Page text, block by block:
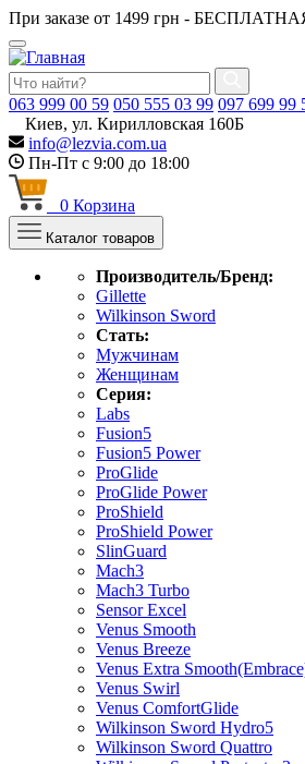
При заказе от 1499 грн -
063 999 00 59 050 555 03 99 097 699 99
Киев, ул. Кирилловская 160Б
info@lezvia.com.ua
Пн-Пт с 9:00 до 18:00
0 Корзина
Каталог товаров
Производитель/Бренд:
Gillette
Wilkinson Sword
Стать:
Мужчинам
Женщинам
Серия:
Labs
Fusion5
Fusion5 Power
ProGlide
ProGlide Power
ProShield
ProShield Power
SlinGuard
Mach3
Mach3 Turbo
Sensor Excel
Venus Smooth
Venus Breeze
Venus Extra
Venus Swirl
Venus ComfortGlide
Wilkinson Sword Hydro5
Wilkinson Sword Quattro